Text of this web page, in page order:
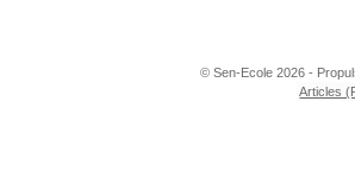
© Sen-Ecole 2026 -
Articles